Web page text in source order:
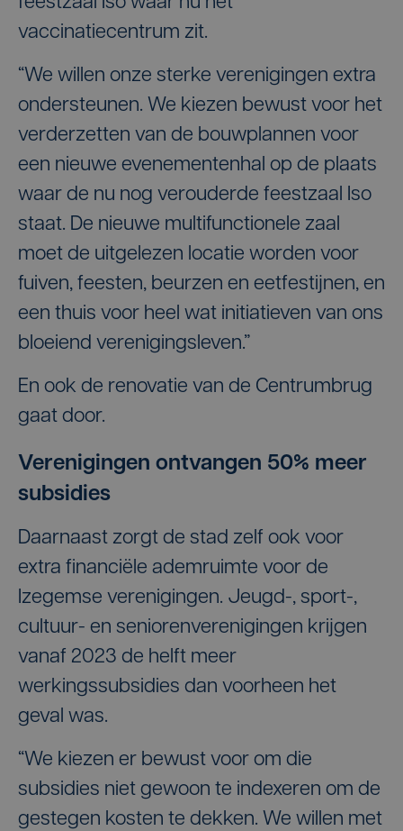
vaccinatiecentrum zit.
“We willen onze sterke verenigingen extra
ondersteunen. We kiezen bewust voor het
verderzetten van de bouwplannen voor
een nieuwe evenementenhal op de plaats
waar de nu nog verouderde feestzaal Iso
staat. De nieuwe multifunctionele zaal
moet de uitgelezen locatie worden voor
fuiven, feesten, beurzen en eetfestijnen, en
een thuis voor heel wat initiatieven van ons
bloeiend verenigingsleven.”
En ook de renovatie van de Centrumbrug
gaat door.
Verenigingen ontvangen 50% meer
subsidies
Daarnaast zorgt de stad zelf ook voor
extra financiële ademruimte voor de
Izegemse verenigingen. Jeugd-, sport-,
cultuur- en seniorenverenigingen krijgen
vanaf 2023 de helft meer
werkingssubsidies dan voorheen het
geval was.
“We kiezen er bewust voor om die
subsidies niet gewoon te indexeren om de
gestegen kosten te dekken. We willen met